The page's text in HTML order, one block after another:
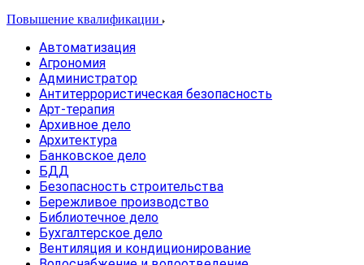
Повышение квалификации
Автоматизация
Агрономия
Администратор
Антитеррористическая безопасность
Арт-терапия
Архивное дело
Архитектура
Банковское дело
БДД
Безопасность строительства
Бережливое производство
Библиотечное дело
Бухгалтерское дело
Вентиляция и кондиционирование